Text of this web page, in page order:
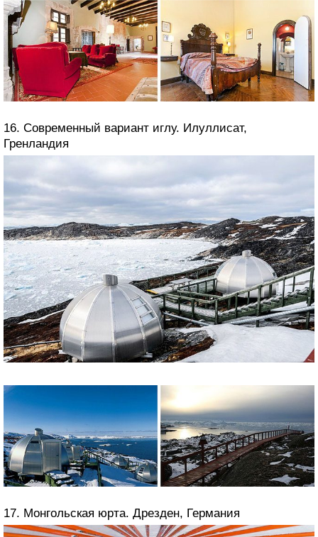
16. Современный вариант иглу. Илуллисат,
Гренландия
17. Монгольская юрта. Дрезден, Германия